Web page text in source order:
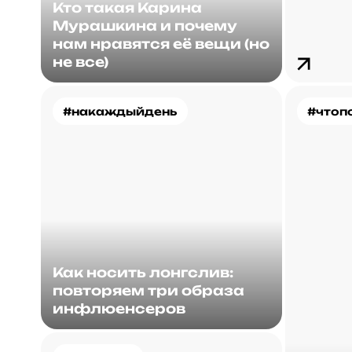
Кто такая Карина
Мурашкина и почему
нам нравятся её вещи (но
не все)
#накаждыйдень
Как носить лонгслив:
повторяем три образа
инфлюенсеров